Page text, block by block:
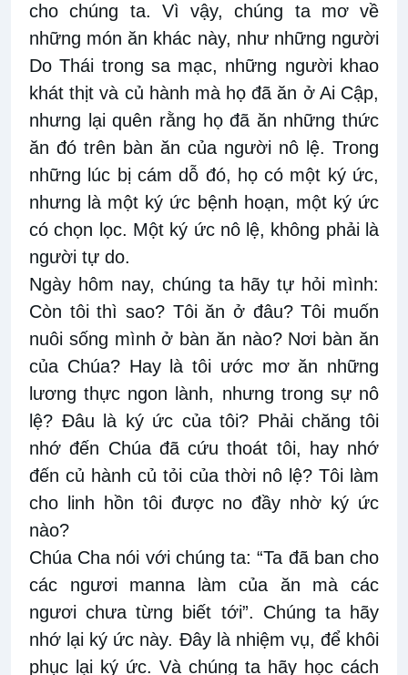
cho chúng ta. Vì vậy, chúng ta mơ về
những món ăn khác này, như những người
Do Thái trong sa mạc, những người khao
khát thịt và củ hành mà họ đã ăn ở Ai Cập,
nhưng lại quên rằng họ đã ăn những thức
ăn đó trên bàn ăn của người nô lệ. Trong
những lúc bị cám dỗ đó, họ có một ký ức,
nhưng là một ký ức bệnh hoạn, một ký ức
có chọn lọc. Một ký ức nô lệ, không phải là
người tự do.
Ngày hôm nay, chúng ta hãy tự hỏi mình:
Còn tôi thì sao? Tôi ăn ở đâu? Tôi muốn
nuôi sống mình ở bàn ăn nào? Nơi bàn ăn
của Chúa? Hay là tôi ước mơ ăn những
lương thực ngon lành, nhưng trong sự nô
lệ? Đâu là ký ức của tôi? Phải chăng tôi
nhớ đến Chúa đã cứu thoát tôi, hay nhớ
đến củ hành củ tỏi của thời nô lệ? Tôi làm
cho linh hồn tôi được no đầy nhờ ký ức
nào?
Chúa Cha nói với chúng ta: “Ta đã ban cho
các ngươi manna làm của ăn mà các
ngươi chưa từng biết tới”. Chúng ta hãy
nhớ lại ký ức này. Đây là nhiệm vụ, để khôi
phục lại ký ức. Và chúng ta hãy học cách